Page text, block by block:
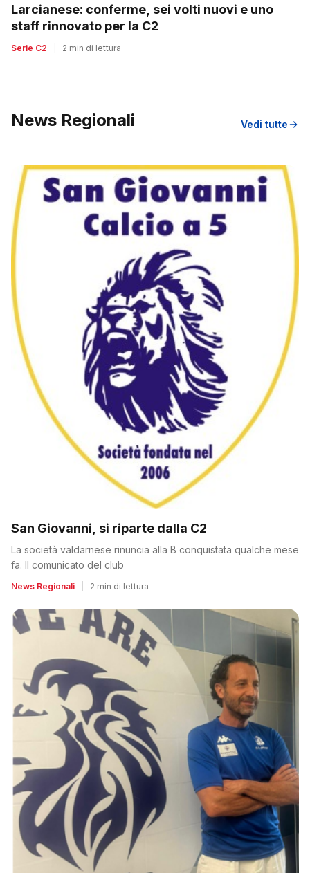
Larcianese: conferme, sei volti nuovi e uno
staff rinnovato per la C2
Serie C2 2 min di lettura
News Regionali Vedi tutte
San Giovanni, si riparte dalla C2
La società valdarnese rinuncia alla B conquistata qualche mese
fa. Il comunicato del club
News Regionali 2 min di lettura